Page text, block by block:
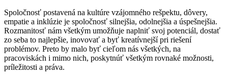
Spoločnosť postavená na kultúre vzájomného rešpektu, dôvery,
empatie a inklúzie je spoločnosť silnejšia, odolnejšia a úspešnejšia.
Rozmanitosť nám všetkým umožňuje naplniť svoj potenciál, dostať
zo seba to najlepšie, inovovať a byť kreatívnejší pri riešení
problémov. Preto by malo byť cieľom nás všetkých, na
pracoviskách i mimo nich, poskytnúť všetkým rovnaké možnosti,
príležitosti a práva.